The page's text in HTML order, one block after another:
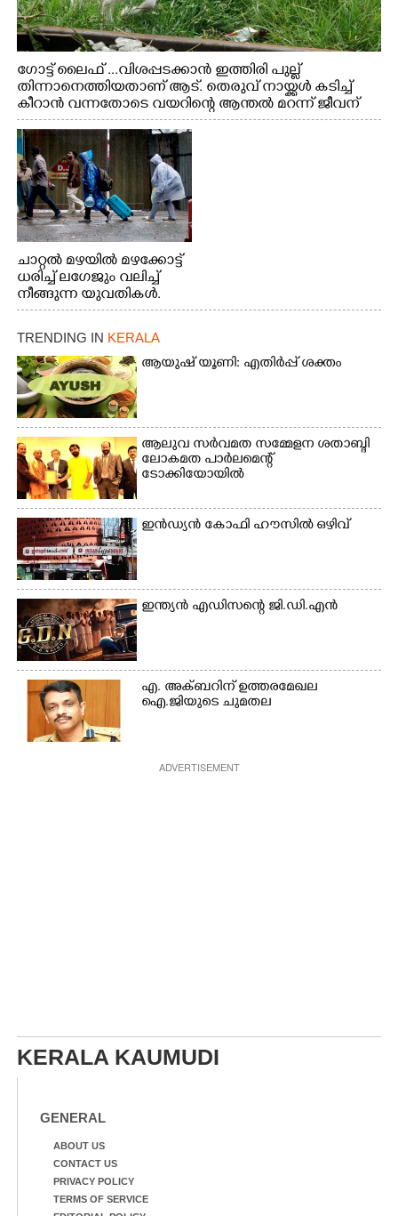
ഗോട്ട് ലൈഫ് ...വിശപ്പടക്കാൻ ഇത്തിരി പുല്ല്
തിന്നാനെത്തിയതാണ് ആട്. തെരുവ് നായ്ക്കൾ കടിച്ച്
കീറാൻ വന്നതോടെ വയറിന്റെ ആന്തൽ മറന്ന് ജീവന്
വേണ്ടിയായി ഓട്ടം. എറണാകുളം വാത്തുരുത്തിയിൽ
നിന്നുള്ള കാഴ്ച
ചാറ്റൽ മഴയിൽ മഴക്കോട്ട്
ധരിച്ച് ലഗേജും വലിച്ച്
നീങ്ങുന്ന യുവതികൾ.
എറണാകുളം മേനകയിൽ
നിന്നുള്ള കാഴ്ച
TRENDING IN KERALA
ആയുഷ് യൂണി: എതിർപ്പ് ശക്തം
ആലുവ സർവമത സമ്മേളന ശതാബ്ദി
ലോകമത പാർലമെന്റ്
ടോക്കിയോയിൽ
ഇൻഡ്യൻ കോഫി ഹൗസിൽ ഒഴിവ്
ഇന്ത്യൻ എഡിസന്റെ ജി.ഡി.എൻ
എ. അക്ബറിന് ഉത്തരമേഖല
ഐ.ജിയുടെ ചുമതല
ADVERTISEMENT
KERALA KAUMUDI
GENERAL
ABOUT US
CONTACT US
PRIVACY POLICY
TERMS OF SERVICE